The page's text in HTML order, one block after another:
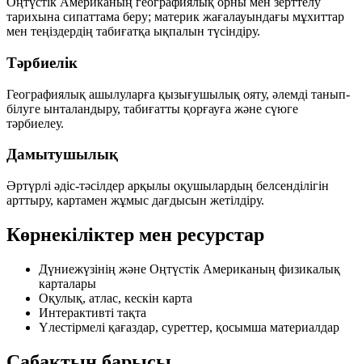
тарихына сипаттама беру; материк жағалауындағы мұхиттар
мен теңіздердің табиғатқа ықпалын түсіндіру.
Тәрбиелік
Географиялық ашылуларға қызығушылық ояту, әлемді танып-
білуге ынталандыру, табиғатты қорғауға және сүюге
тәрбиелеу.
Дамытушылық
Әртүрлі әдіс-тәсілдер арқылы оқушылардың белсенділігін
арттыру, картамен жұмыс дағдысын жетілдіру.
Көрнекіліктер мен ресурстар
Дүниежүзінің және Оңтүстік Американың физикалық
карталары
Оқулық, атлас, кескін карта
Интерактивті тақта
Үлестірмелі қағаздар, суреттер, қосымша материалдар